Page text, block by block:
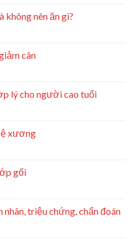
không nên ăn gì?
cân
lý cho người cao tuổi
xương
gối
triệu chứng, chẩn đoán